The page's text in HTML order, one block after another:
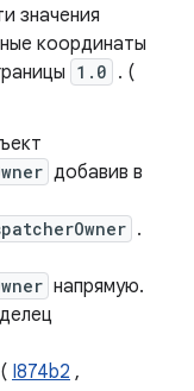
значения
координаты
1.0 . (
добавив в
.
напрямую.
I874b2 ,